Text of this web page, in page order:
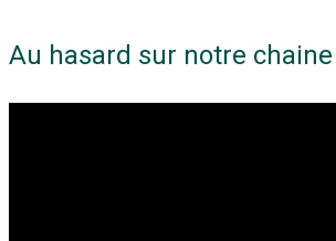
Au hasard sur notre chaine